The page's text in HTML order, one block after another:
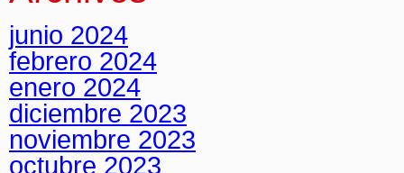
junio 2024
febrero 2024
enero 2024
diciembre 2023
noviembre 2023
octubre 2023